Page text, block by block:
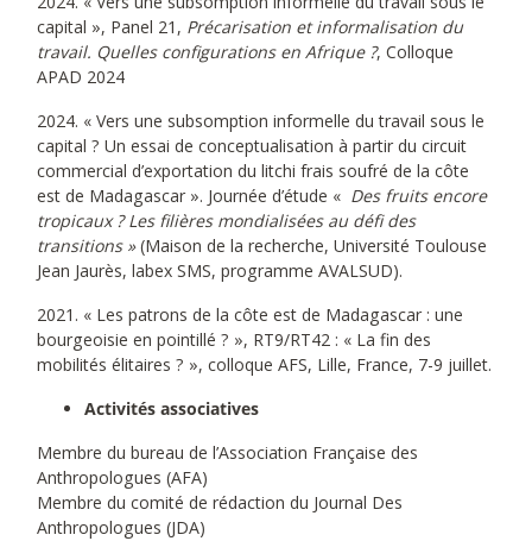
capital », Panel 21, Précarisation et informalisation du
travail. Quelles configurations en Afrique ?, Colloque
APAD 2024
2024. « Vers une subsomption informelle du travail sous le
capital ? Un essai de conceptualisation à partir du circuit
commercial d’exportation du litchi frais soufré de la côte
est de Madagascar ». Journée d’étude « Des fruits encore
tropicaux ? Les filières mondialisées au défi des
transitions »(Maison de la recherche, Université Toulouse
Jean Jaurès, labex SMS, programme AVALSUD).
2021. « Les patrons de la côte est de Madagascar : une
bourgeoisie en pointillé ? », RT9/RT42 : « La fin des
mobilités élitaires ? », colloque AFS, Lille, France, 7-9 juillet.
Activités associatives
Membre du bureau de l’Association Française des
Anthropologues (AFA)
Membre du comité de rédaction du Journal Des
Anthropologues (JDA)